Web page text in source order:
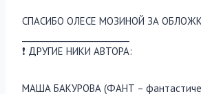
СПАСИБО ОЛЕСЕ МОЗИНОЙ ЗА
❗ ДРУГИЕ НИКИ АВТОРА:
МАША БАКУРОВА (ФАНТ –